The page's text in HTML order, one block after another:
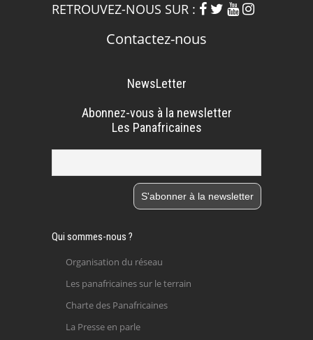
RETROUVEZ-NOUS SUR :
Contactez-nous
NewsLetter
Abonnez-vous à la newsletter
Les Panafricaines
Qui sommes-nous ?
Organisation du réseau
Les panafricaines sur le terrain
Charte des Panafricaines
La Presse en parle